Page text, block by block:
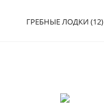
ГРЕБНЫЕ ЛОДКИ (12)